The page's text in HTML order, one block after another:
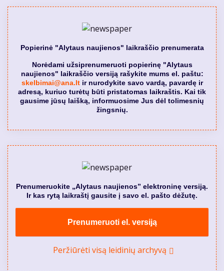
Popierinė "Alytaus naujienos" laikraščio prenumerata
Norėdami užsiprenumeruoti popierinę "Alytaus
naujienos" laikraščio versiją rašykite mums el. paštu:
skelbimai@ana.ltir nurodykite savo vardą, pavardę ir
adresą, kuriuo turėtų būti pristatomas laikraštis. Kai tik
gausime jūsų laišką, informuosime Jus dėl tolimesnių
žingsnių.
Prenumeruokite „Alytaus naujienos” elektroninę versiją.
Ir kas rytą laikraštį gausite į savo el. pašto dėžutę.
Prenumeruoti el. versiją
Peržiūrėti visą leidinių archyvą